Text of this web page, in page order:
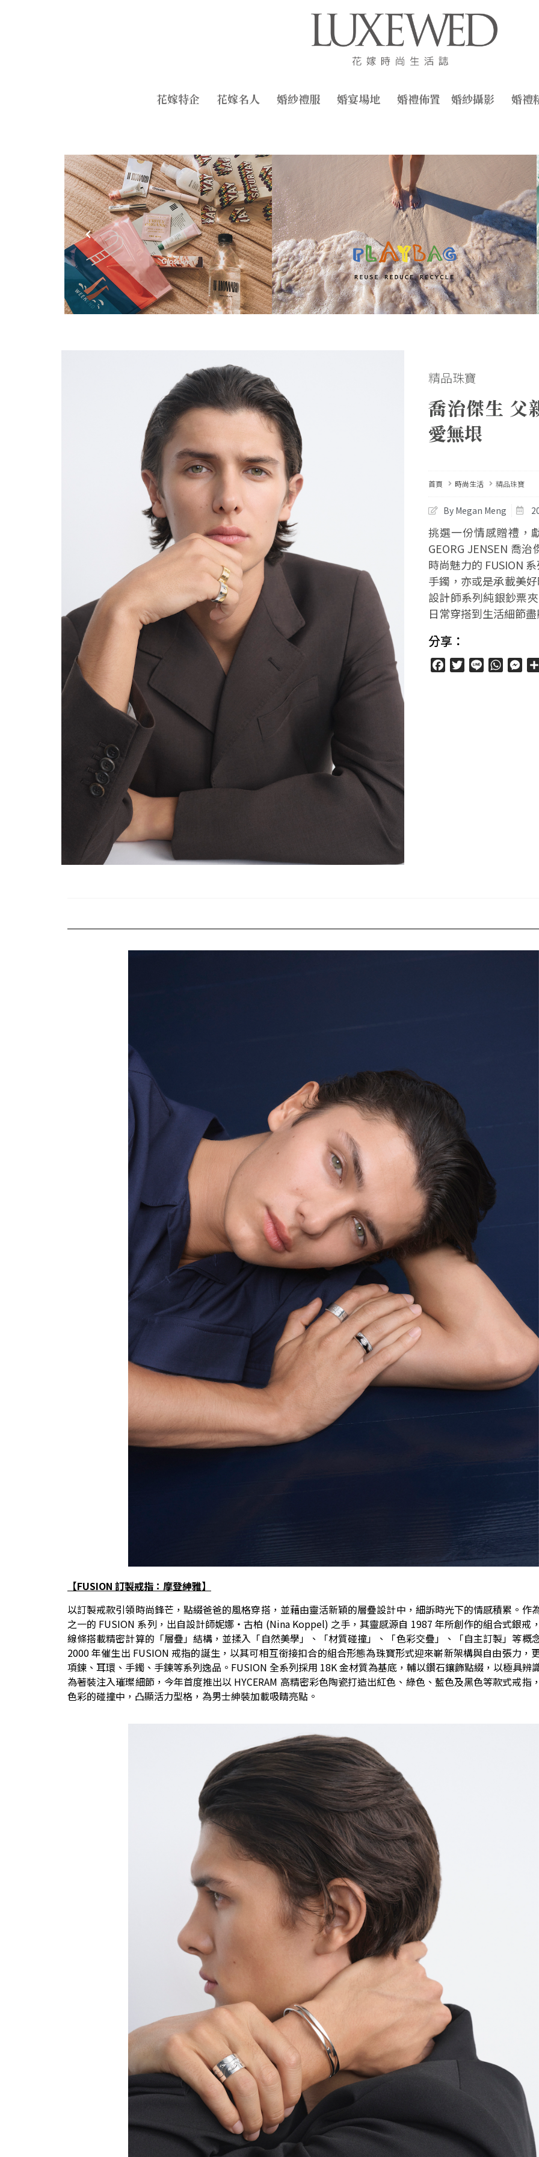
花嫁特企 花嫁名人 婚紗禮服 婚宴場地 婚禮佈置 婚紗攝影 婚禮
精品珠寶
喬治傑生 父
愛無垠
首頁 時尚生活 精品珠寶
By Megan Meng
挑選一份情感贈禮，
GEORG JENSEN 喬
時尚魅力的 FUSION
手鐲，亦或是承載美
設計師系列純銀鈔票
日常穿搭到生活細節
分享：
FacebookTwitter
Line
【FUSION 訂製戒指：摩登紳雅】
以訂製戒款引領時尚鋒芒，點綴爸爸的風格穿搭，並藉由靈活新穎的層疊設計中，細訴時光下的情感積累。作
之一的 FUSION 系列，出自設計師妮娜‧古柏 (Nina Koppel) 之手，其靈感源自 1987 年所創作的組合式銀戒
線條搭載精密計算的「層疊」結構，並揉入「自然美學」、「材質碰撞」、「色彩交疊」、「自主訂製」等概
2000 年催生出 FUSION 戒指的誕生，以其可相互銜接扣合的組合形態為珠寶形式迎來嶄新架構與自由張力，
項鍊、耳環、手鐲、手鍊等系列逸品。FUSION 全系列採用 18K 金材質為基底，輔以鑽石鑲飾點綴，以極具辨
為著裝注入璀璨細節，今年首度推出以 HYCERAM 高精密彩色陶瓷打造出紅色、綠色、藍色及黑色等款式戒指
色彩的碰撞中，凸顯活力型格，為男士紳裝加載吸睛亮點。